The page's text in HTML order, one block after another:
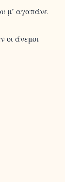
μ’ αγαπάνε
οι άνεμοι